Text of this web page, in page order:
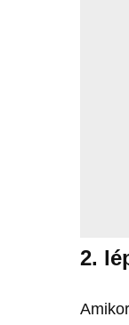
2.